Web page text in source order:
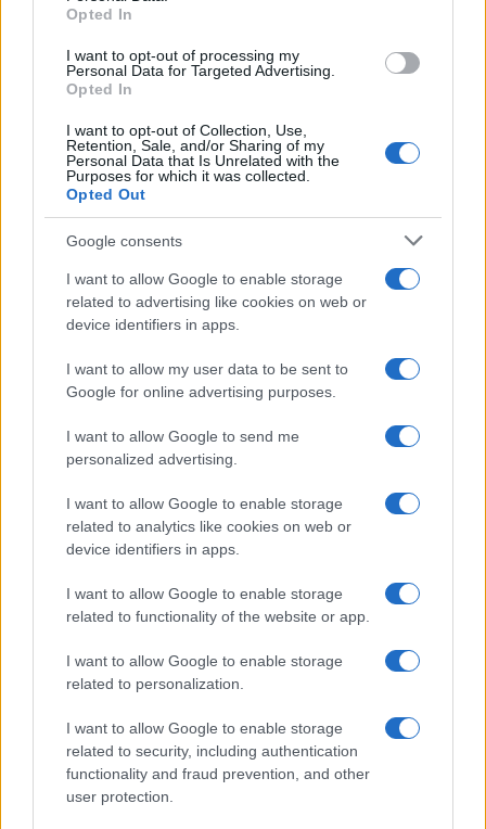
Opted In
I want to opt-out of processing my
Personal Data for Targeted Advertising.
Opted In
I want to opt-out of Collection, Use,
Retention, Sale, and/or Sharing of my
Personal Data that Is Unrelated with the
Purposes for which it was collected.
Opted Out
Google consents
I want to allow Google to enable storage
related to advertising like cookies on web or
device identifiers in apps.
I want to allow my user data to be sent to
Google for online advertising purposes.
I want to allow Google to send me
personalized advertising.
I want to allow Google to enable storage
related to analytics like cookies on web or
device identifiers in apps.
I want to allow Google to enable storage
related to functionality of the website or app.
I want to allow Google to enable storage
related to personalization.
I want to allow Google to enable storage
related to security, including authentication
functionality and fraud prevention, and other
user protection.
sokszor zavaros történései közepette úgy éreztük, nagy
szükség van egy olyan sziget kialakítására, ahol még – ha
csak rövid időre is, de – valóban kiléphetünk a mindennapok
kiszámíthatatlan és néha szorító eseményeiből. Az idei
Arcus Temporum fesztivál mottóját, szerzőit, műsorát úgy
alakítottuk ki, és a résztvevő művészeket is úgy
Pärt szokatlanul áttetsző, mégis kivételesen elmélyült
zenéiben már önmagában is izgalmas több napon át
elmerülni. Ezt csak tetézik Haydn művei, amelyek hol
hasonlóan törékenyek, hol pedig éppen humorosságukkal
vagy játékos szerkezetükkel, lendületükkel ragadják
magukkal a hallgatót. Ezen a különleges hangulatú,
augusztus végi három napon azt reméljük, a közönség és
maguk a művészek is, mindannyian együtt éljük majd meg a
művészi és emberi élménnyel tele, új gondolatokkal, frissen
és feltöltődve kapcsolódhatunk majd vissza az »Arcus
belegondolni, milyen is lesz majd az, amikor Aarvo Pärt
kórusművei az apátság falai között megszólalnak. A
tematika és a fesztivál ívének, sokszínűségének kialakítása
mellett fontos szempont volt, hogy újításokkal is készüljünk.
Idén a közönség a korábbi évekhez képest szokatlan